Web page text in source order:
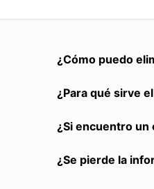
¿Cómo puedo
¿Para qué sirve
¿Si encuentro un
¿Se pierde la